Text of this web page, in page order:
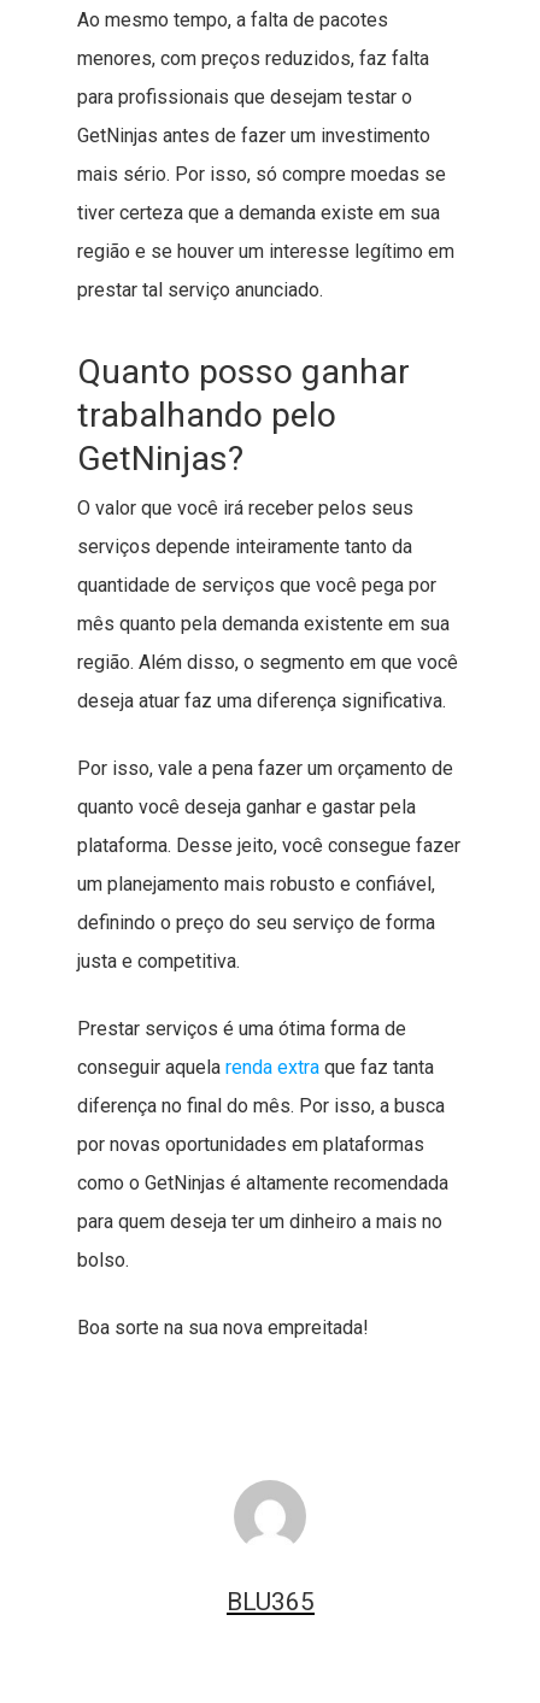
Ao mesmo tempo, a falta de pacotes
menores, com preços reduzidos, faz falta
para profissionais que desejam testar o
GetNinjas antes de fazer um investimento
mais sério. Por isso, só compre moedas se
tiver certeza que a demanda existe em sua
região e se houver um interesse legítimo em
prestar tal serviço anunciado.
Quanto posso ganhar
trabalhando pelo
GetNinjas?
O valor que você irá receber pelos seus
serviços depende inteiramente tanto da
quantidade de serviços que você pega por
mês quanto pela demanda existente em sua
região. Além disso, o segmento em que você
deseja atuar faz uma diferença significativa.
Por isso, vale a pena fazer um orçamento de
quanto você deseja ganhar e gastar pela
plataforma. Desse jeito, você consegue fazer
um planejamento mais robusto e confiável,
definindo o preço do seu serviço de forma
justa e competitiva.
Prestar serviços é uma ótima forma de
conseguir aquela renda extra que faz tanta
diferença no final do mês. Por isso, a busca
por novas oportunidades em plataformas
como o GetNinjas é altamente recomendada
para quem deseja ter um dinheiro a mais no
bolso.
Boa sorte na sua nova empreitada!
BLU365